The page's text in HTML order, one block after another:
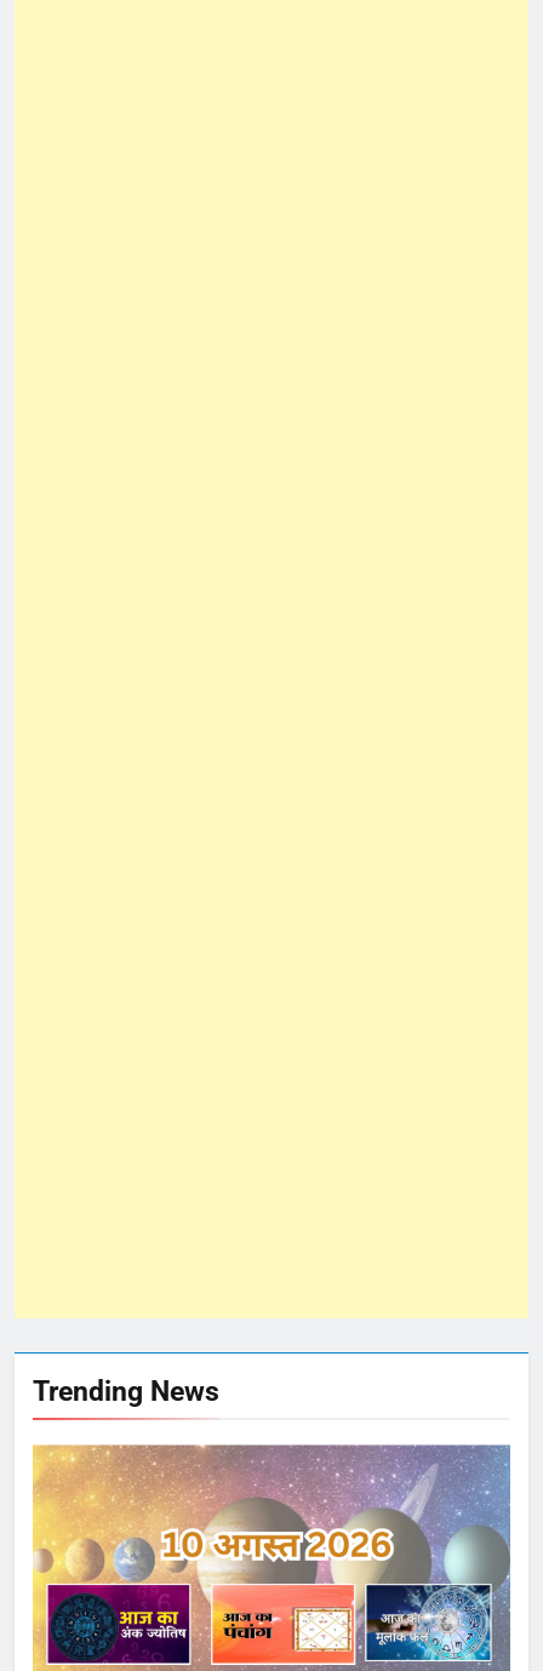
Trending News